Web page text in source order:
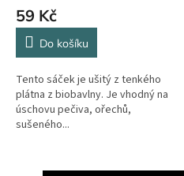
59 Kč
Do košíku
Tento sáček je ušitý z tenkého
plátna z biobavlny. Je vhodný na
úschovu pečiva, ořechů,
sušeného...